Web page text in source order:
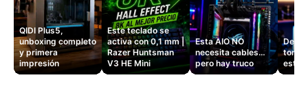
QIDI Plus5,
unboxing completo
y primera
impresión
Este teclado se
activa con 0,1 mm |
Razer Huntsman
V3 HE Mini
Esta AIO NO
necesita cables…
pero hay truco
Dejé
este